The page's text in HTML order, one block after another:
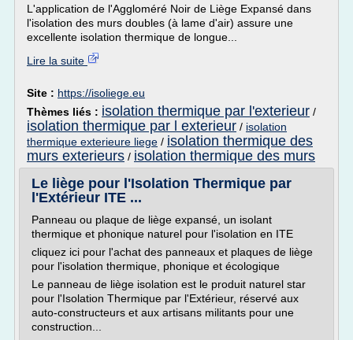
L'application de l'Aggloméré Noir de Liège Expansé dans
l'isolation des murs doubles (à lame d'air) assure une
excellente isolation thermique de longue...
Lire la suite
Site : https://isoliege.eu
Thèmes liés : isolation thermique par l'exterieur /
isolation thermique par l exterieur / isolation
thermique exterieure liege / isolation thermique des
murs exterieurs / isolation thermique des murs
Le liège pour l'Isolation Thermique par
l'Extérieur ITE ...
Panneau ou plaque de liège expansé, un isolant
thermique et phonique naturel pour l'isolation en ITE
cliquez ici pour l'achat des panneaux et plaques de liège
pour l'isolation thermique, phonique et écologique
Le panneau de liège isolation est le produit naturel star
pour l'Isolation Thermique par l'Extérieur, réservé aux
auto-constructeurs et aux artisans militants pour une
construction...